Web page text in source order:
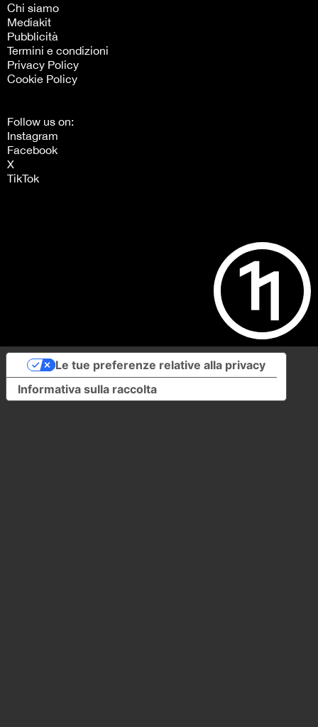
Chi siamo
Mediakit
Pubblicità
Termini e condizioni
Privacy Policy
Cookie Policy
Follow us on:
Instagram
Facebook
X
TikTok
Informativa sulla raccolta
Le tue preferenze relative alla privacy